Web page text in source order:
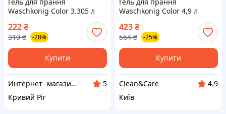
Waschkonig Color 3.305 л
222₴
310 ₴ -28%
Купити
Интернет -магазин " Папуля"
5
Кривий Ріг
Waschkonig Color 4,9 л
423₴
564 ₴ -25%
Купити
Clean&Care
4.9
Київ